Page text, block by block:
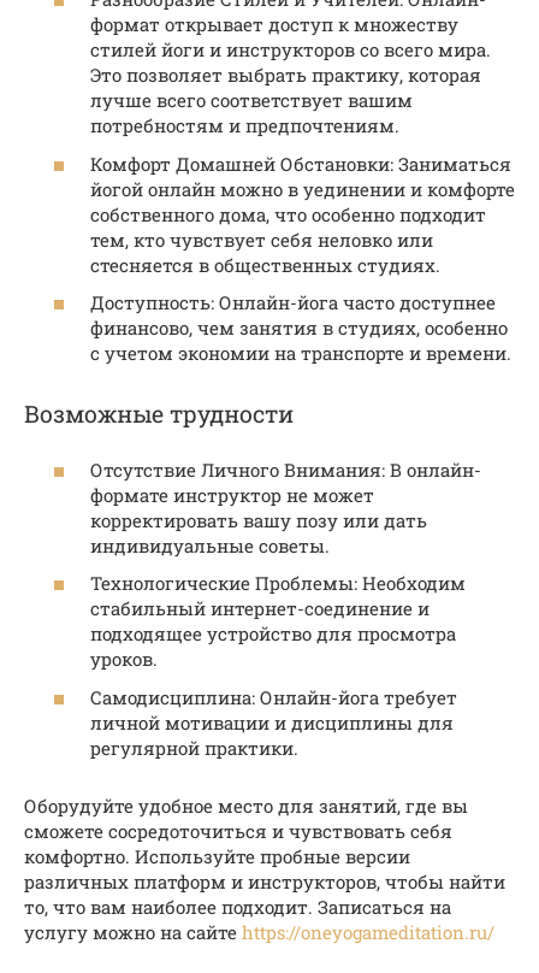
формат открывает доступ к множеству
стилей йоги и инструкторов со всего мира.
Это позволяет выбрать практику, которая
лучше всего соответствует вашим
потребностям и предпочтениям.
Комфорт Домашней Обстановки: Заниматься
йогой онлайн можно в уединении и комфорте
собственного дома, что особенно подходит
тем, кто чувствует себя неловко или
стесняется в общественных студиях.
Доступность: Онлайн-йога часто доступнее
финансово, чем занятия в студиях, особенно
с учетом экономии на транспорте и времени.
Возможные трудности
Отсутствие Личного Внимания: В онлайн-
формате инструктор не может
корректировать вашу позу или дать
индивидуальные советы.
Технологические Проблемы: Необходим
стабильный интернет-соединение и
подходящее устройство для просмотра
уроков.
Самодисциплина: Онлайн-йога требует
личной мотивации и дисциплины для
регулярной практики.
Оборудуйте удобное место для занятий, где вы
сможете сосредоточиться и чувствовать себя
комфортно. Используйте пробные версии
различных платформ и инструкторов, чтобы найти
то, что вам наиболее подходит. Записаться на
услугу можно на сайте https://oneyogameditation.ru/